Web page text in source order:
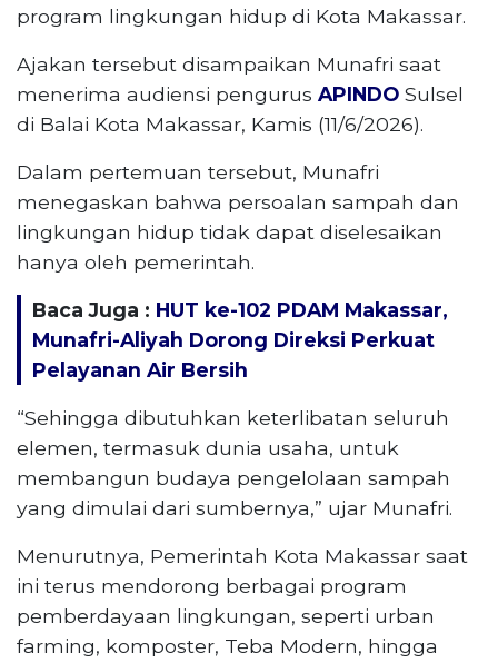
program lingkungan hidup di Kota Makassar.
Ajakan tersebut disampaikan Munafri saat
menerima audiensi pengurus APINDO Sulsel
di Balai Kota Makassar, Kamis (11/6/2026).
Dalam pertemuan tersebut, Munafri
menegaskan bahwa persoalan sampah dan
lingkungan hidup tidak dapat diselesaikan
hanya oleh pemerintah.
Baca Juga : HUT ke-102 PDAM Makassar,
Munafri-Aliyah Dorong Direksi Perkuat
Pelayanan Air Bersih
“Sehingga dibutuhkan keterlibatan seluruh
elemen, termasuk dunia usaha, untuk
membangun budaya pengelolaan sampah
yang dimulai dari sumbernya,” ujar Munafri.
Menurutnya, Pemerintah Kota Makassar saat
ini terus mendorong berbagai program
pemberdayaan lingkungan, seperti urban
farming, komposter, Teba Modern, hingga